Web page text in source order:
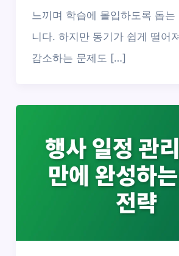
느끼며 학습에 몰입하도록 돕는
니다. 하지만 동기가 쉽게 떨어
감소하는 문제도 […]